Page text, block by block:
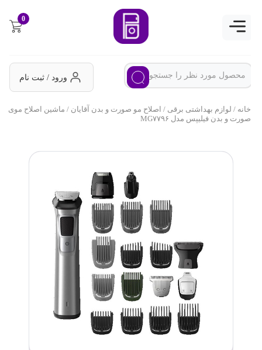
ورود / ثبت نام
خانه/لوازم بهداشتی برقی /اصلاح مو صورت و بدن آقایان/ ماشین اصلاح موی
صورت و بدن فیلیپس مدل MG۷۷۹۶